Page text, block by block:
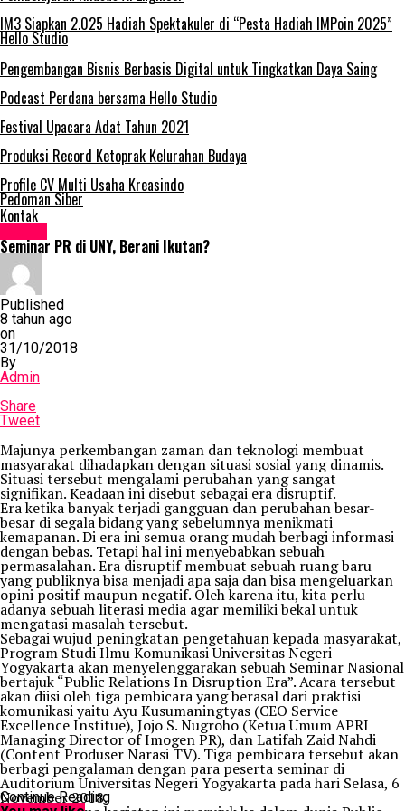
IM3 Siapkan 2.025 Hadiah Spektakuler di “Pesta Hadiah IMPoin 2025”
Hello Studio
Pengembangan Bisnis Berbasis Digital untuk Tingkatkan Daya Saing
Podcast Perdana bersama Hello Studio
Festival Upacara Adat Tahun 2021
Produksi Record Ketoprak Kelurahan Budaya
Profile CV Multi Usaha Kreasindo
Pedoman Siber
Kontak
Seminar PR di UNY, Berani Ikutan?
Published
8 tahun ago
on
31/10/2018
By
Admin
Share
Tweet
Majunya perkembangan zaman dan teknologi membuat
masyarakat dihadapkan dengan situasi sosial yang dinamis.
Situasi tersebut mengalami perubahan yang sangat
signifikan. Keadaan ini disebut sebagai era disruptif.
Era ketika banyak terjadi gangguan dan perubahan besar-
besar di segala bidang yang sebelumnya menikmati
kemapanan. Di era ini semua orang mudah berbagi informasi
dengan bebas. Tetapi hal ini menyebabkan sebuah
permasalahan. Era disruptif membuat sebuah ruang baru
yang publiknya bisa menjadi apa saja dan bisa mengeluarkan
opini positif maupun negatif. Oleh karena itu, kita perlu
adanya sebuah literasi media agar memiliki bekal untuk
mengatasi masalah tersebut.
Sebagai wujud peningkatan pengetahuan kepada masyarakat,
Program Studi Ilmu Komunikasi Universitas Negeri
Yogyakarta akan menyelenggarakan sebuah Seminar Nasional
bertajuk “Public Relations In Disruption Era”. Acara tersebut
akan diisi oleh tiga pembicara yang berasal dari praktisi
komunikasi yaitu Ayu Kusumaningtyas (CEO Service
Excellence Institue), Jojo S. Nugroho (Ketua Umum APRI
Managing Director of Imogen PR), dan Latifah Zaid Nahdi
(Content Produser Narasi TV). Tiga pembicara tersebut akan
berbagi pengalaman dengan para peserta seminar di
Auditorium Universitas Negeri Yogyakarta pada hari Selasa, 6
November 2018.
Continue Reading